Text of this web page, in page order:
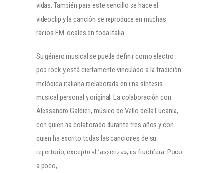
vidas. También para este sencillo se hace el
videoclip y la canción se reproduce en muchas
radios FM locales en toda Italia.
Su género musical se puede definir como electro
pop rock y está ciertamente vinculado a la tradición
melódica italiana reelaborada en una síntesis
musical personal y original. La colaboración con
Alessandro Galdieri, músico de Vallo della Lucania,
con quien ha colaborado durante tres años y con
quien ha escrito todas las canciones de su
repertorio, excepto «L’assenza», es fructífera. Poco
a poco,